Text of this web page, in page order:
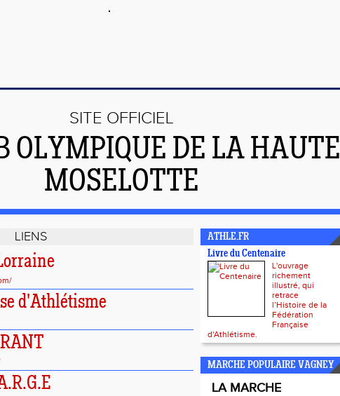
SITE OFFICIEL
OLYMPIQUE DE LA HAUTE
MOSELOTTE
LIENS
d'Athlétisme
ATHLE.FR
Livre du Centenaire
L'ouvrage
richement
illustré, qui
retrace
l’Histoire de la
Fédération
Française
d'Athlétisme.
MARCHE POPULAIRE VAGNEY
LA MARCHE